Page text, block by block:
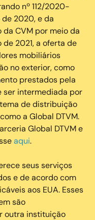
nº 112/2020-
de 2020, e da
CVM por meio da
de 2021, a oferta de
mobiliários
no exterior, como
prestados pela
ser intermediada por
de distribuição
a Global DTVM.
Global DTVM e
aqui.
seus serviços
e de acordo com
aos EUA. Esses
são
outra instituição